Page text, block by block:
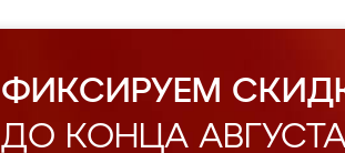
ФИКСИРУЕМ
ДО КОНЦА